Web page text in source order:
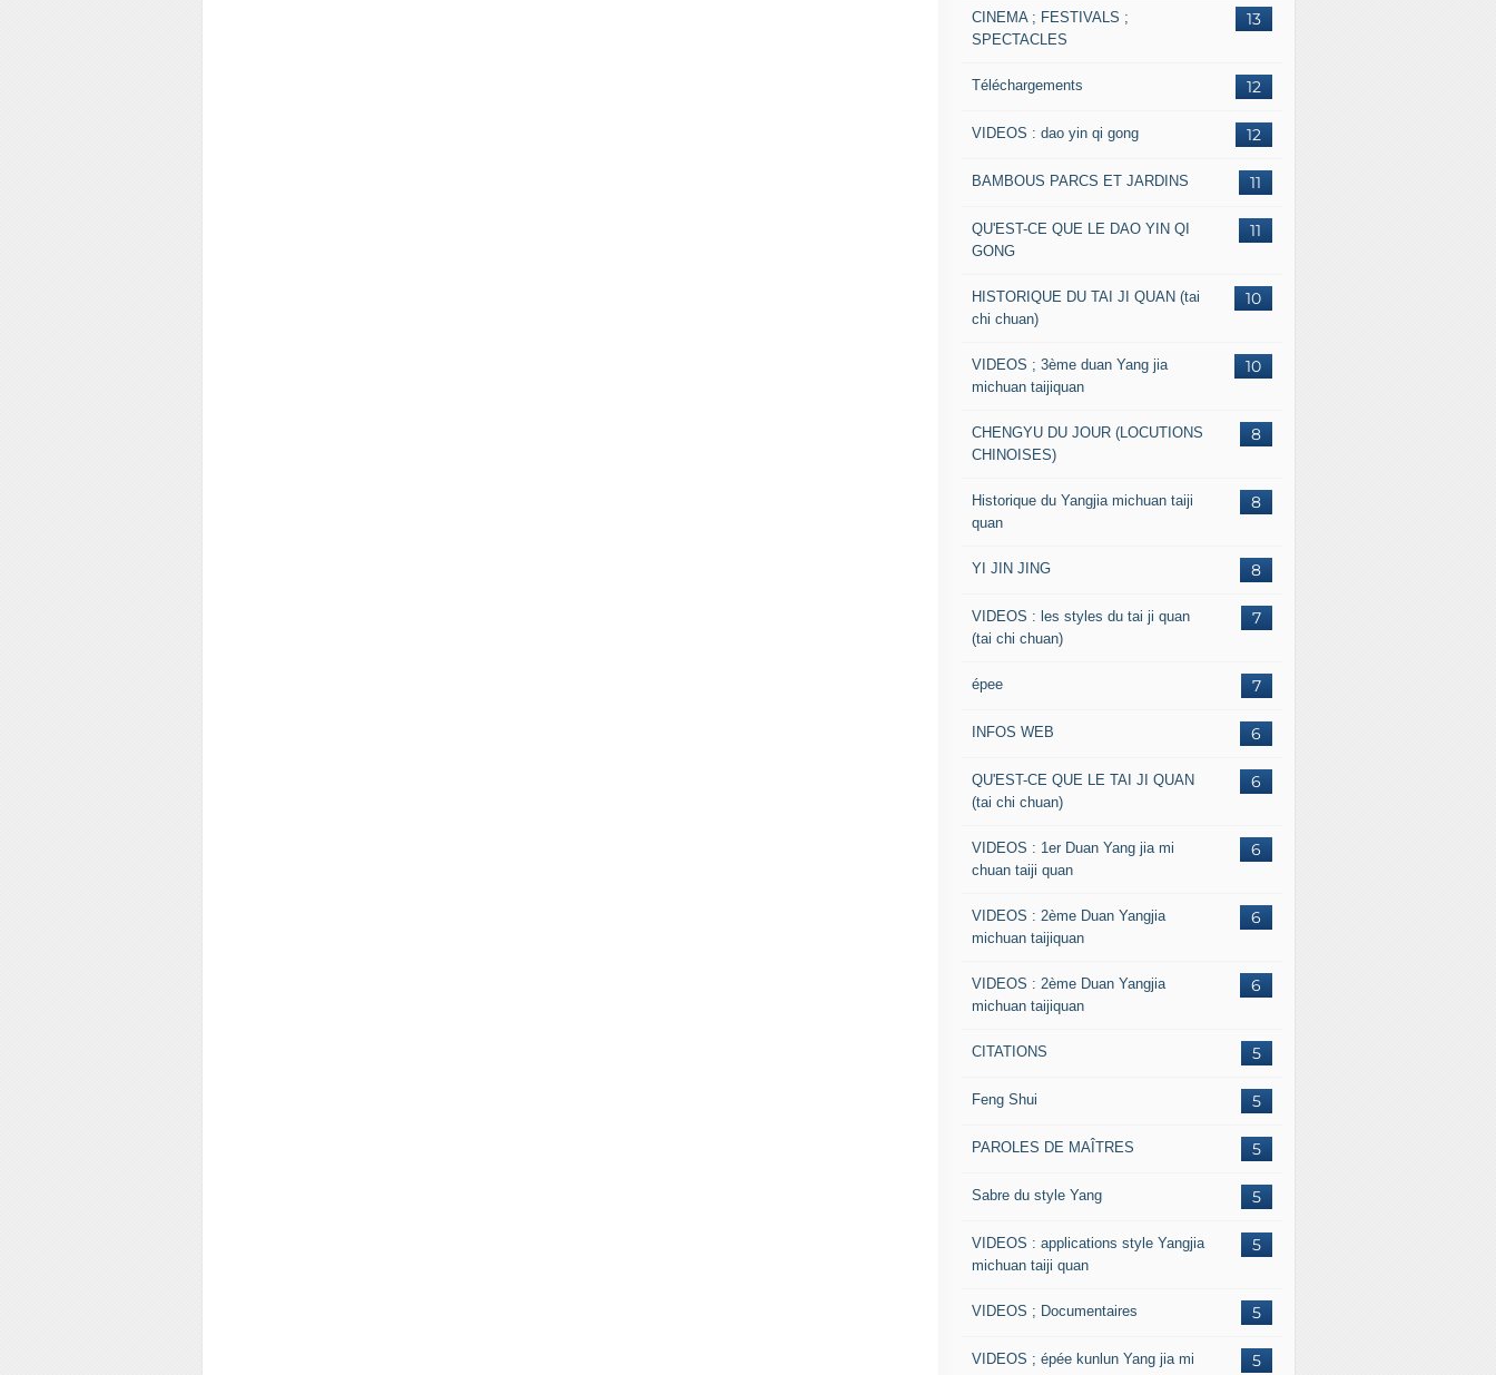
13
CINEMA ; FESTIVALS ;
SPECTACLES
12
Téléchargements
12
VIDEOS : dao yin qi gong
11
BAMBOUS PARCS ET JARDINS
11
QU'EST-CE QUE LE DAO YIN QI
GONG
10
HISTORIQUE DU TAI JI QUAN (tai
chi chuan)
10
VIDEOS ; 3ème duan Yang jia
michuan taijiquan
8
CHENGYU DU JOUR (LOCUTIONS
CHINOISES)
8
Historique du Yangjia michuan taiji
quan
8
YI JIN JING
7
VIDEOS : les styles du tai ji quan
(tai chi chuan)
7
épee
6
INFOS WEB
6
QU'EST-CE QUE LE TAI JI QUAN
(tai chi chuan)
6
VIDEOS : 1er Duan Yang jia mi
chuan taiji quan
6
VIDEOS : 2ème Duan Yangjia
michuan taijiquan
6
VIDEOS : 2ème Duan Yangjia
michuan taijiquan
5
CITATIONS
5
Feng Shui
5
PAROLES DE MAÎTRES
5
Sabre du style Yang
5
VIDEOS : applications style Yangjia
michuan taiji quan
5
VIDEOS ; Documentaires
5
VIDEOS ; épée kunlun Yang jia mi